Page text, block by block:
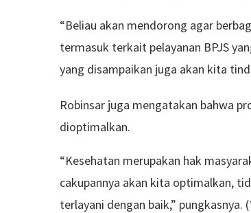
“Beliau akan mendorong agar
termasuk terkait pelayanan BPJS
yang disampaikan juga akan kita
Robinsar juga mengatakan bahwa
dioptimalkan.
“Kesehatan merupakan hak
cakupannya akan kita optimalkan,
terlayani dengan baik,” pungkasnya.